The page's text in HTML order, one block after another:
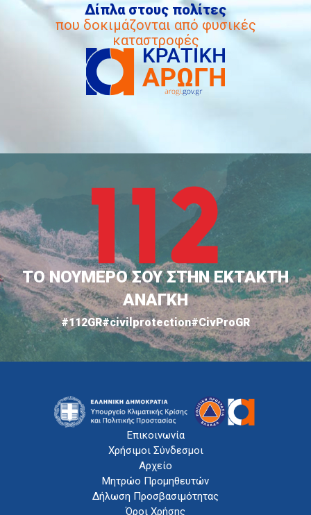
Δίπλα στους πολίτες
που δοκιμάζονται από φυσικές
καταστροφές
ΤΟ ΝΟΥΜΕΡΟ ΣΟΥ ΣΤΗΝ ΕΚΤΑΚΤΗ
ΑΝΑΓΚΗ
#112GR#civilprotection#CivProGR
Επικοινωνία
Χρήσιμοι Σύνδεσμοι
Αρχείο
Μητρώο Προμηθευτών
Δήλωση Προσβασιμότητας
Όροι Χρήσης